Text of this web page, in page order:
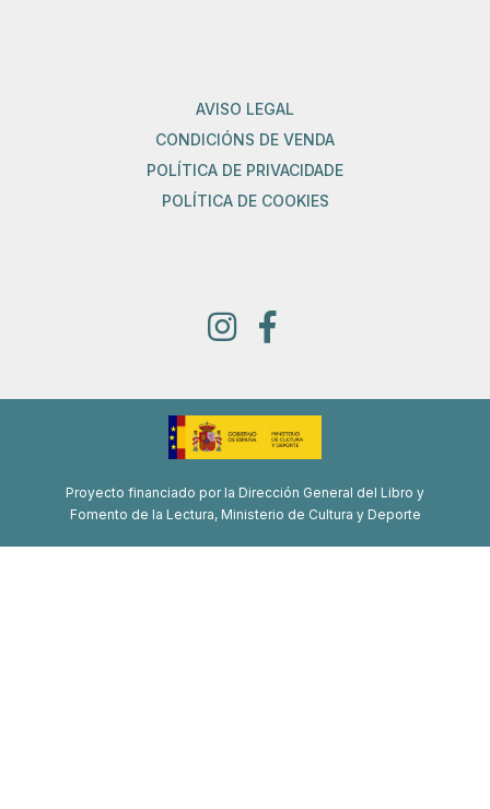
AVISO LEGAL
CONDICIÓNS DE VENDA
POLÍTICA DE PRIVACIDADE
POLÍTICA DE COOKIES
Proyecto financiado por la Dirección General del Libro y
Fomento de la Lectura, Ministerio de Cultura y Deporte